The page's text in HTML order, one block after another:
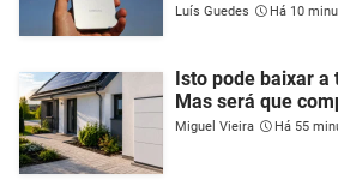
Luís Guedes Há 10
Isto pode baixar
Mas será que
Miguel Vieira Há 55